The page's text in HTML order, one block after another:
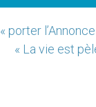
porter
« La vie est